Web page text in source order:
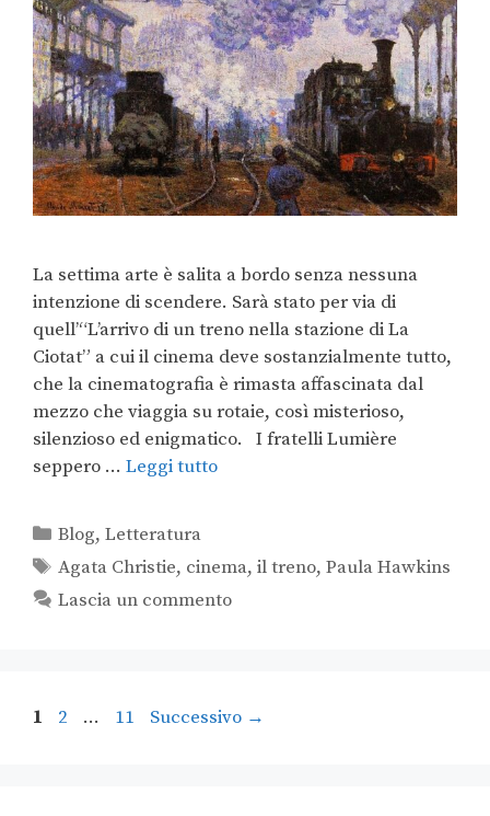
La settima arte è salita a bordo senza nessuna
intenzione di scendere. Sarà stato per via di
quell’“L’arrivo di un treno nella stazione di La
Ciotat” a cui il cinema deve sostanzialmente tutto,
che la cinematografia è rimasta affascinata dal
mezzo che viaggia su rotaie, così misterioso,
silenzioso ed enigmatico. I fratelli Lumière
seppero … Leggi tutto
Blog,Letteratura
Agata Christie, cinema,il treno,Paula Hawkins
Lascia un commento
1 2 … 11 Successivo →